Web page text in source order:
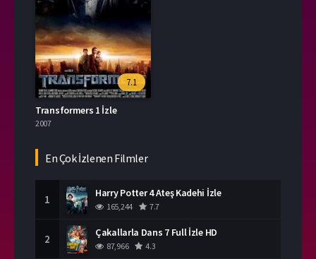
7.1
Transformers 1 İzle
2007
En Çok İzlenen Filmler
1 Harry Potter 4 Ateş Kadehi İzle
165,244 7.7
2 Çakallarla Dans 7 Full İzle HD
87,966 4.3